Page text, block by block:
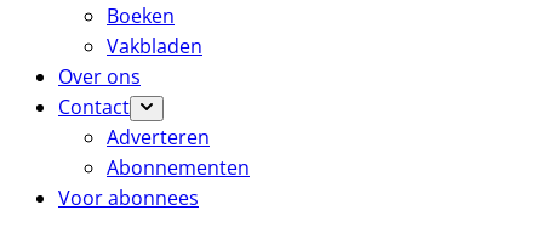
Boeken
Vakbladen
Over ons
Contact
Adverteren
Abonnementen
Voor abonnees